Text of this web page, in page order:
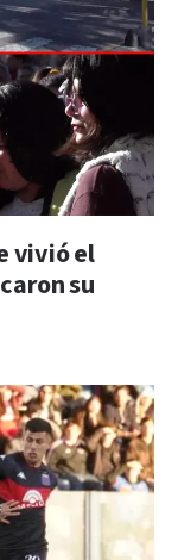
vivió el
su